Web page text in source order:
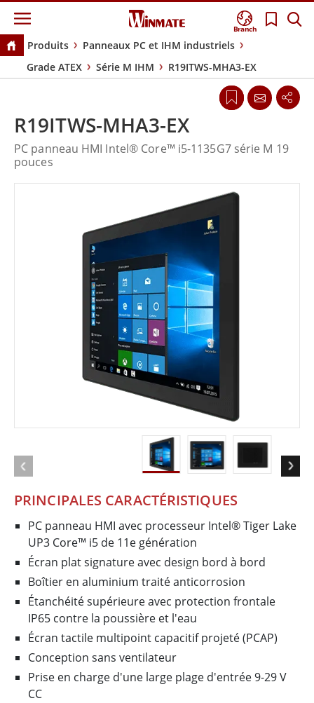
Branch
Produits
Panneaux PC et IHM industriels
Grade ATEX
Série M IHM R19ITWS-MHA3-EX
PRINCIPALES CARACTÉRISTIQUES
PC panneau HMI avec processeur Intel® Tiger Lake
UP3 Core™ i5 de 11e génération
Écran plat signature avec design bord à bord
Boîtier en aluminium traité anticorrosion
Étanchéité supérieure avec protection frontale
IP65 contre la poussière et l'eau
Écran tactile multipoint capacitif projeté (PCAP)
Conception sans ventilateur
Prise en charge d'une large plage d'entrée 9-29 V
CC
R19ITWS-MHA3-EX
PC panneau HMI Intel® Core™ i5-1135G7 série M 19
pouces